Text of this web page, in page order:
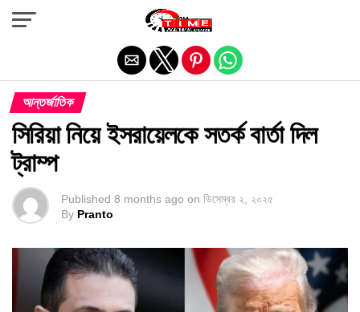
আন্তর্জাতিক
সিরিয়া নিয়ে ইসরায়েলকে সতর্ক বার্তা দিল
ট্রাম্প
Published 8 months ago on ডিসেম্বর ২, ২০২৫
By Pranto
Exit mobile version